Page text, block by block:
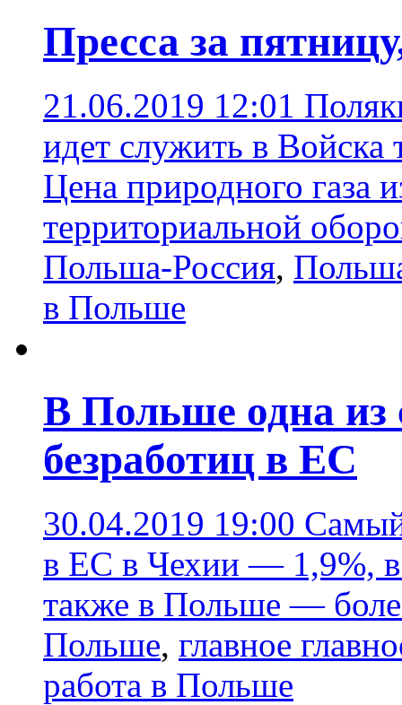
Пресса за
21.06.2019 12:01
идет служить в
Цена природного
территориальной
Польша-Россия,
в Польше
В Польше одна из
безработиц в ЕС
30.04.2019 19:00
в ЕС в Чехии — 1,9%, в
также в Польше —
Польше, главное
работа в Польше